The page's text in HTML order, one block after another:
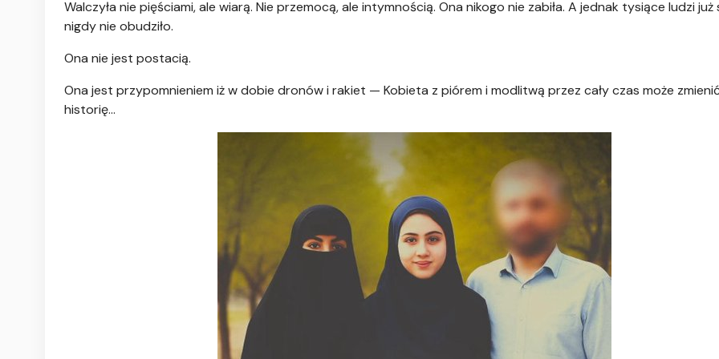
Walczyła nie pięściami, ale wiarą. Nie przemocą, ale intymnością. Ona nikogo nie zabiła. A jednak tysiące ludzi już
nigdy nie obudziło.
Ona nie jest postacią.
Ona jest przypomnieniem iż w dobie dronów i rakiet — Kobieta z piórem i modlitwą przez cały czas może
historię…